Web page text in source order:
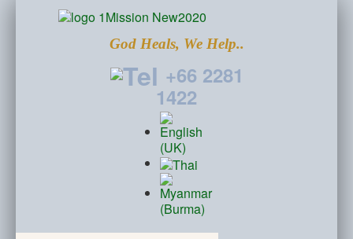
God Heals, We Help..
+66 2281
1422